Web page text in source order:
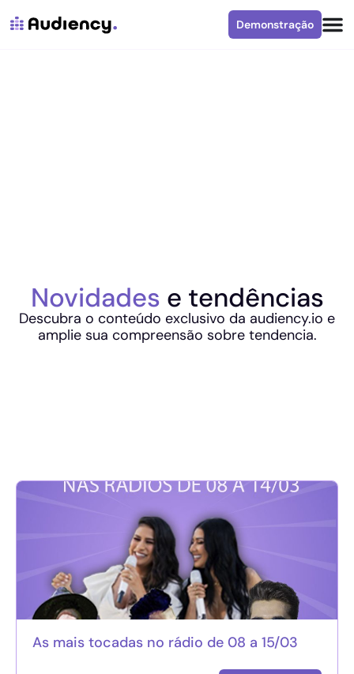
Demonstração
Novidades e tendências
Descubra o conteúdo exclusivo da audiency.io e
amplie sua compreensão sobre tendencia.
As mais tocadas no rádio de 08 a 15/03